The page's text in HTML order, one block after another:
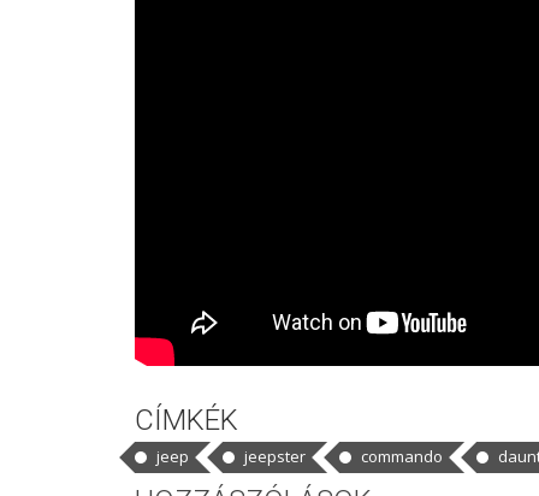
CÍMKÉK
jeep jeepster commando